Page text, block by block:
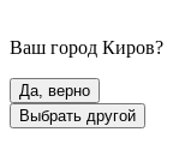
Ваш город Киров?
Да, верно
Выбрать другой